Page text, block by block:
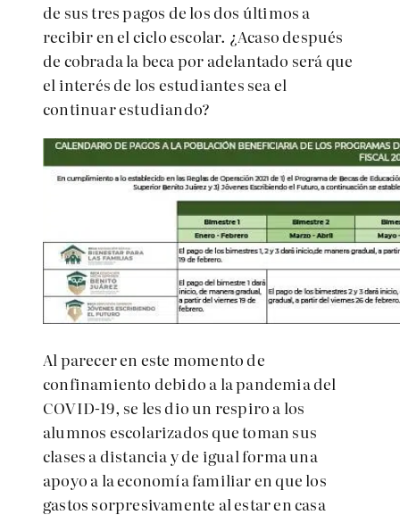
de sus tres pagos de los dos últimos a
recibir en el ciclo escolar. ¿Acaso después
de cobrada la beca por adelantado será que
el interés de los estudiantes sea el
continuar estudiando?
Al parecer en este momento de
confinamiento debido a la pandemia del
COVID-19, se les dio un respiro a los
alumnos escolarizados que toman sus
clases a distancia y de igual forma una
apoyo a la economía familiar en que los
gastos sorpresivamente al estar en casa